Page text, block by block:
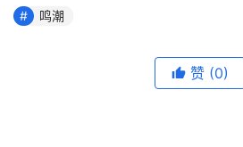
鸣潮
赞 (0)